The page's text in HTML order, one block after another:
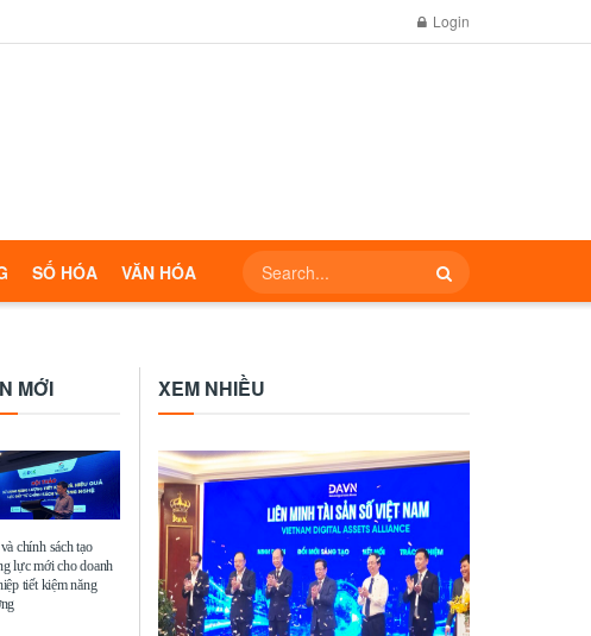
Login
SỐ HÓA VĂN HÓA
MỚI
chính sách tạo
lực mới cho doanh
tiết kiệm năng
XEM NHIỀU